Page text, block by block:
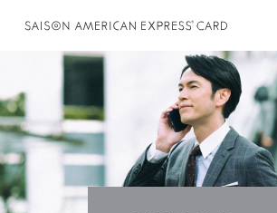
プラチナビジネスの新規お申し込みはこちら